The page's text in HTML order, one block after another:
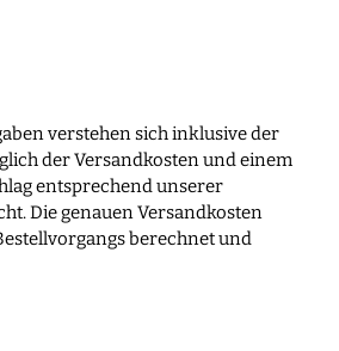
verstehen sich inklusive der
der Versandkosten und einem
entsprechend unserer
Die genauen Versandkosten
berechnet und